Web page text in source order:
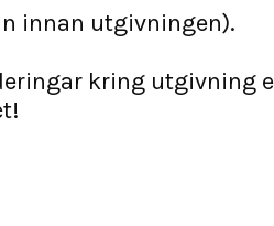
innan utgivningen).
kring utgivning